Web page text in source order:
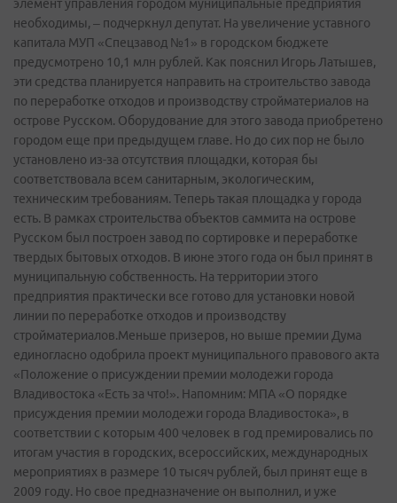
элемент управления городом муниципальные предприятия
необходимы, – подчеркнул депутат. На увеличение уставного
капитала МУП «Спецзавод №1» в городском бюджете
предусмотрено 10,1 млн рублей. Как пояснил Игорь Латышев,
эти средства планируется направить на строительство завода
по переработке отходов и производству стройматериалов на
острове Русском. Оборудование для этого завода приобретено
городом еще при предыдущем главе. Но до сих пор не было
установлено из-за отсутствия площадки, которая бы
соответствовала всем санитарным, экологическим,
техническим требованиям. Теперь такая площадка у города
есть. В рамках строительства объектов саммита на острове
Русском был построен завод по сортировке и переработке
твердых бытовых отходов. В июне этого года он был принят в
муниципальную собственность. На территории этого
предприятия практически все готово для установки новой
линии по переработке отходов и производству
стройматериалов.Меньше призеров, но выше премии Дума
единогласно одобрила проект муниципального правового акта
«Положение о присуждении премии молодежи города
Владивостока «Есть за что!». Напомним: МПА «О порядке
присуждения премии молодежи города Владивостока», в
соответствии с которым 400 человек в год премировались по
итогам участия в городских, всероссийских, международных
мероприятиях в размере 10 тысяч рублей, был принят еще в
2009 году. Но свое предназначение он выполнил, и уже